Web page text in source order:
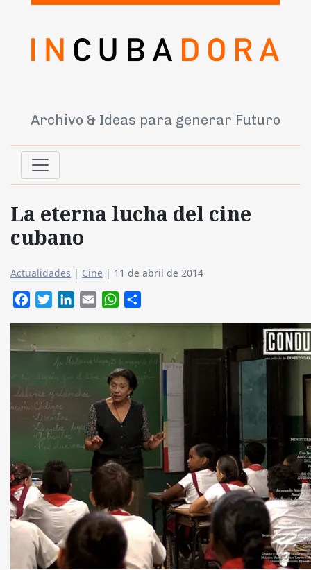
Archivo & Ideas para generar Futuro
La eterna lucha del cine
cubano
Actualidades | Cine | 11 de abril de 2014
FacebookTwitterLinkedIn
Email WhatsApp